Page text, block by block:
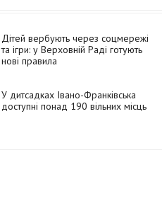
Дітей вербують через соцмережі
та ігри: у Верховній Раді готують
нові правила
У дитсадках Івано-Франківська
доступні понад 190 вільних місць